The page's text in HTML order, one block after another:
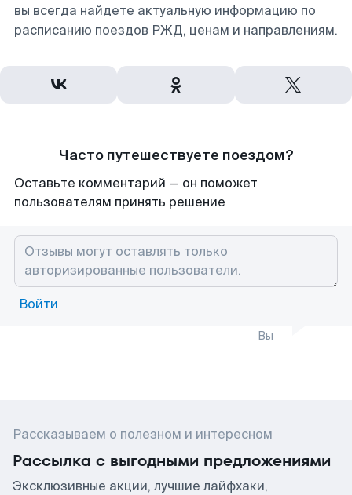
вы всегда найдете актуальную информацию по
расписанию поездов РЖД, ценам и направлениям.
Часто путешествуете поездом?
Оставьте комментарий — он поможет
пользователям принять решение
Войти
Вы
Рассказываем о полезном и интересном
Рассылка с выгодными предложениями
Эксклюзивные акции, лучшие лайфхаки,